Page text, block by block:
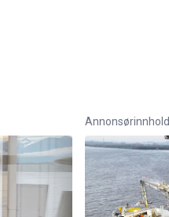
Annonsørinnhold